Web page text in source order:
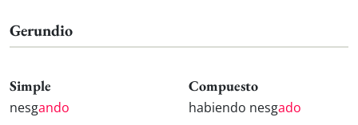
Gerundio
Simple
nesgando
Compuesto
habiendo nesgado